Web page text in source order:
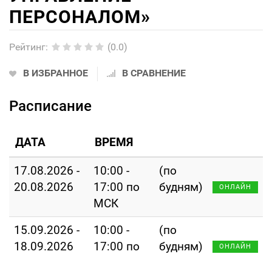
ПЕРСОНАЛОМ»
Рейтинг: (0.0)
В ИЗБРАННОЕ В СРАВНЕНИЕ
Расписание
ДАТА ВРЕМЯ
17.08.2026 -
20.08.2026
10:00 -
17:00 по
МСК
(по
будням)
ОНЛАЙН
15.09.2026 -
18.09.2026
10:00 -
17:00 по
(по
будням)
ОНЛАЙН